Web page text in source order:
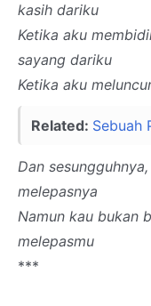
kasih dariku
Ketika aku
sayang dariku
Ketika aku
Related: Sebuah
Dan
melepasnya
Namun kau bukan
melepasmu
***